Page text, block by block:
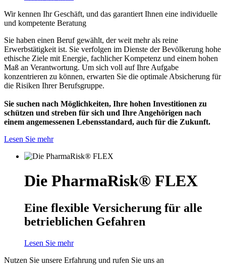
Wir kennen Ihr Geschäft, und das garantiert Ihnen eine individuelle
und kompetente Beratung
Sie haben einen Beruf gewählt, der weit mehr als reine
Erwerbstätigkeit ist. Sie verfolgen im Dienste der Bevölkerung hohe
ethische Ziele mit Energie, fachlicher Kompetenz und einem hohen
Maß an Verantwortung. Um sich voll auf Ihre Aufgabe
konzentrieren zu können, erwarten Sie die optimale Absicherung für
die Risiken Ihrer Berufsgruppe.
Sie suchen nach Möglichkeiten, Ihre hohen Investitionen zu
schützen und streben für sich und Ihre Angehörigen nach
einem angemessenen Lebensstandard, auch für die Zukunft.
Lesen Sie mehr
Die PharmaRisk® FLEX
Eine flexible Versicherung für alle
betrieblichen Gefahren
Lesen Sie mehr
Nutzen Sie unsere Erfahrung und rufen Sie uns an